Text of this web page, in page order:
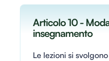
Articolo 10 -
insegnamento
Le lezioni si